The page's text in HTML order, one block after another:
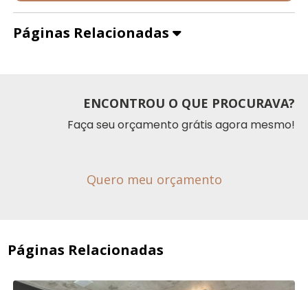
Páginas Relacionadas
ENCONTROU O QUE PROCURAVA?
Faça seu orçamento grátis agora mesmo!
Quero meu orçamento
Páginas Relacionadas